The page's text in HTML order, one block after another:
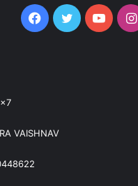
Facebook
Twitter
VAISHNAV